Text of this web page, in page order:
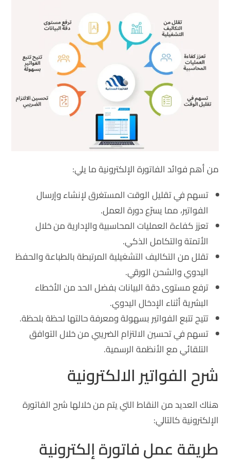
من أهم فوائد الفاتورة الإلكترونية ما يلي:
تسهم في تقليل الوقت المستغرق لإنشاء وإرسال
الفواتير، مما يسرّع دورة العمل.
تعزز كفاءة العمليات المحاسبية والإدارية من خلال
الأتمتة والتكامل الذكي.
تقلل من التكاليف التشغيلية المرتبطة بالطباعة والحفظ
اليدوي والشحن الورقي.
ترفع مستوى دقة البيانات بفضل الحد من الأخطاء
البشرية أثناء الإدخال اليدوي.
تتيح تتبع الفواتير بسهولة ومعرفة حالتها لحظة بلحظة.
تسهم في تحسين الالتزام الضريبي من خلال التوافق
التلقائي مع الأنظمة الرسمية.
شرح الفواتير الالكترونية
هناك العديد من النقاط التي يتم من خلالها شرح الفاتورة
الإلكترونية كالتالي:
طريقة عمل فاتورة إلكترونية